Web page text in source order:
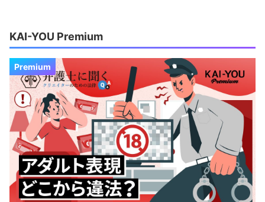
KAI-YOU Premium
Premium